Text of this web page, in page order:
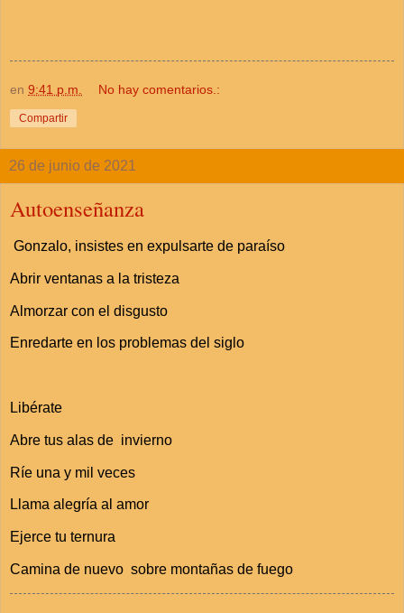
en 9:41 p.m. No hay comentarios.:
Compartir
26 de junio de 2021
Autoenseñanza
Gonzalo, insistes en expulsarte de paraíso
Abrir ventanas a la tristeza
Almorzar con el disgusto
Enredarte en los problemas del siglo
Libérate
Abre tus alas de invierno
Ríe una y mil veces
Llama alegría al amor
Ejerce tu ternura
Camina de nuevo sobre montañas de fuego